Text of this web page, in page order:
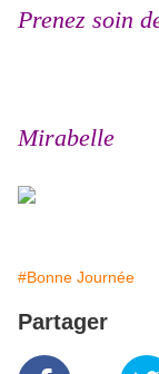
Prenez soin
Mirabelle
#Bonne Journée
Partager